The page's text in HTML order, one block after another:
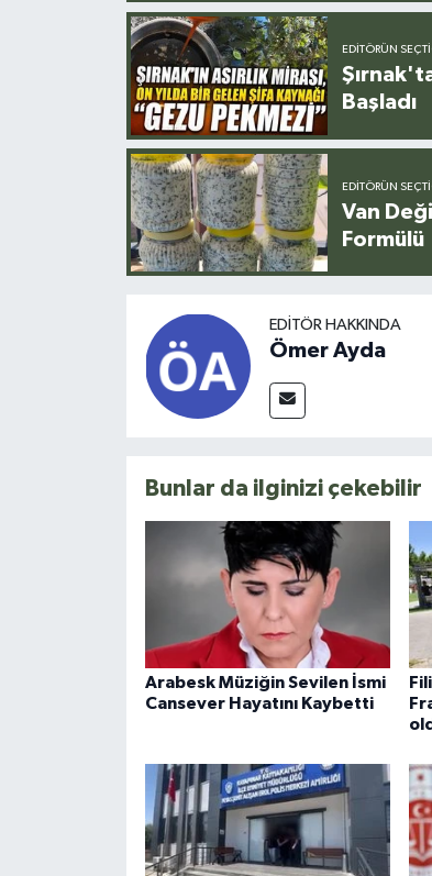
EDITÖRÜN
Başladı
EDITÖRÜN
Van
Formülü
EDITÖR HAKKINDA
Ömer Ayda
Bunlar da ilginizi çekebilir
Arabesk Müziğin Sevilen İsmi
Cansever Hayatını Kaybetti